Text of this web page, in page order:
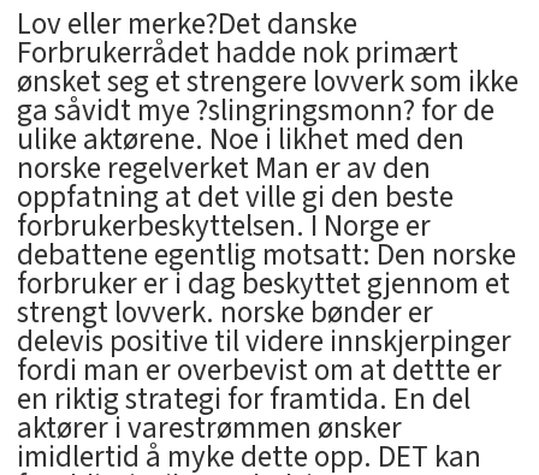
Lov eller merke?Det danske
Forbrukerrådet hadde nok primært
ønsket seg et strengere lovverk som ikke
ga såvidt mye ?slingringsmonn? for de
ulike aktørene. Noe i likhet med den
norske regelverket Man er av den
oppfatning at det ville gi den beste
forbrukerbeskyttelsen. I Norge er
debattene egentlig motsatt: Den norske
forbruker er i dag beskyttet gjennom et
strengt lovverk. norske bønder er
delevis positive til videre innskjerpinger
fordi man er overbevist om at dettte er
en riktig strategi for framtida. En del
aktører i varestrømmen ønsker
imidlertid å myke dette opp. DET kan